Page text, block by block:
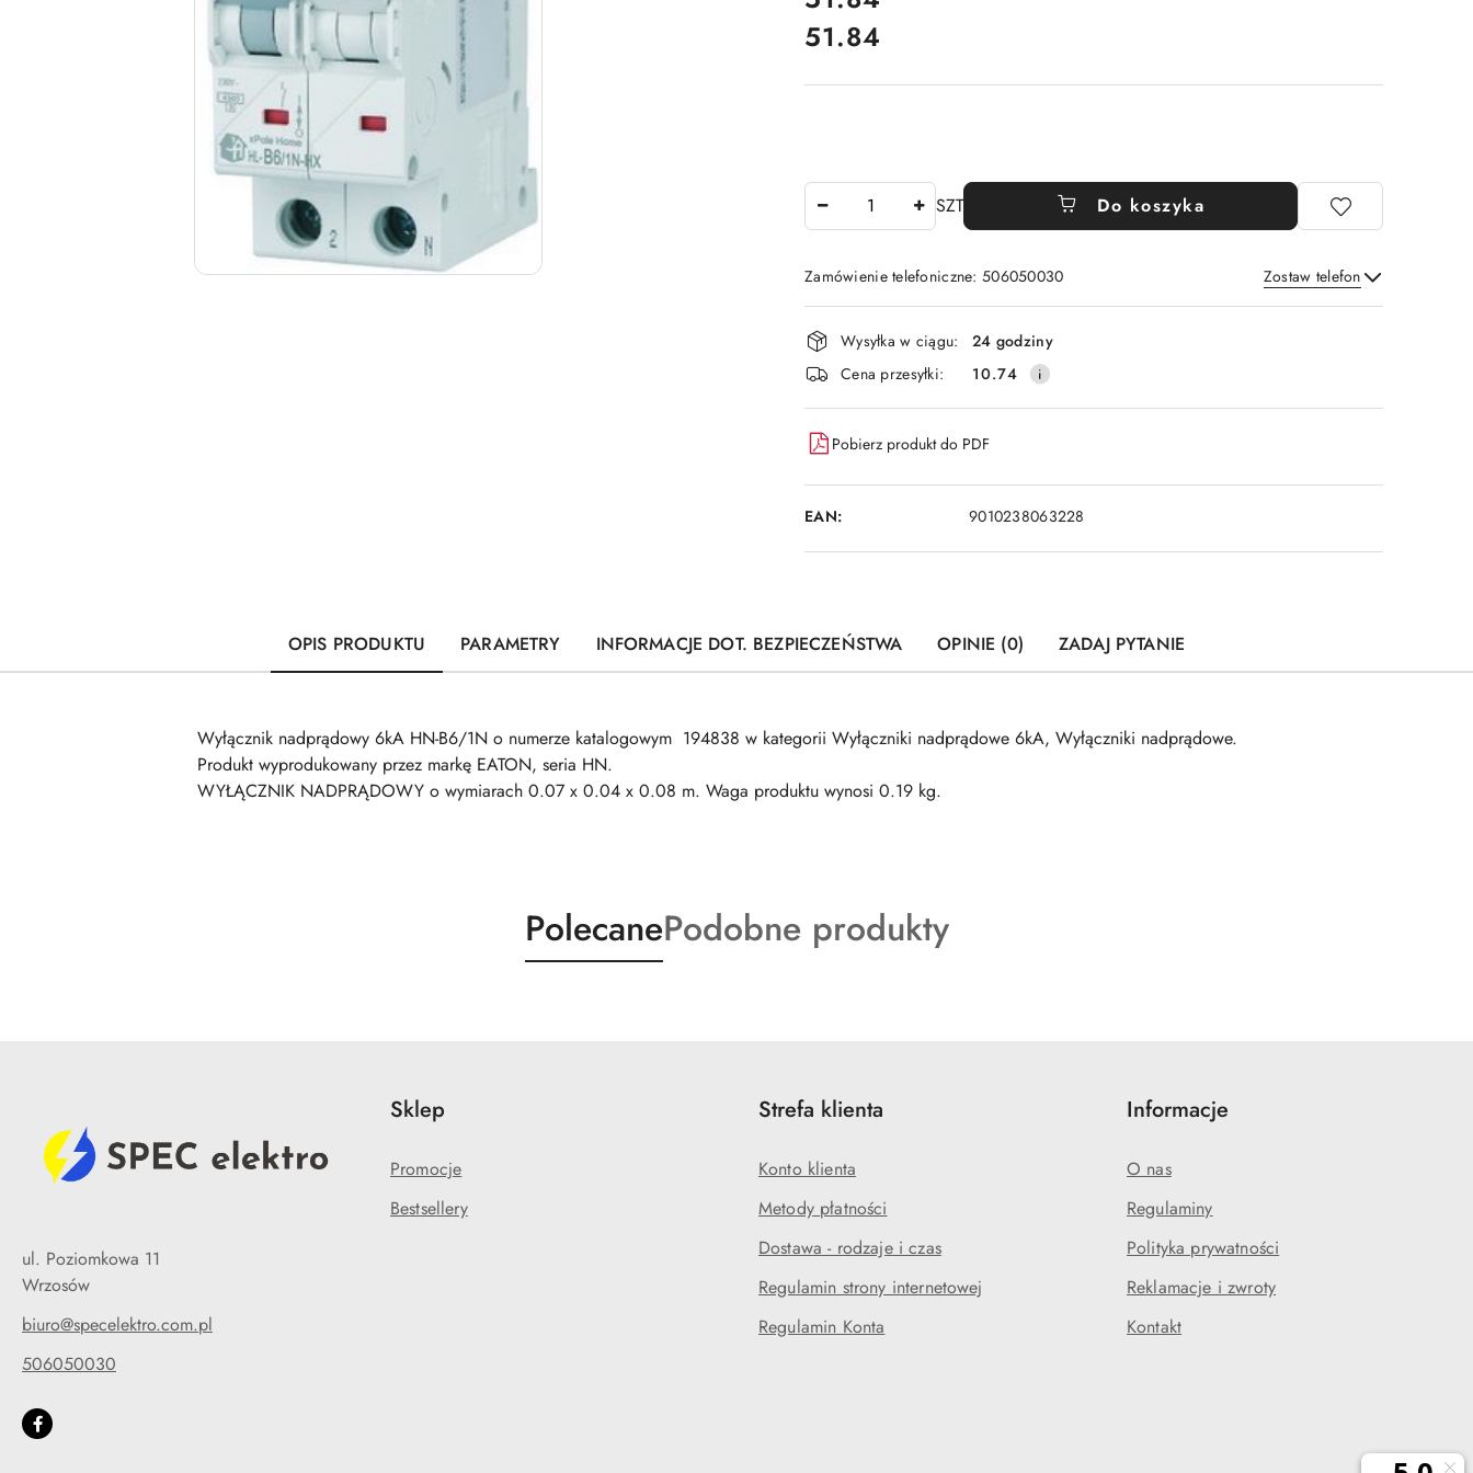
Cena:
51.84
SZT Do koszyka
Zamówienie telefoniczne: 506050030 Zostaw telefon
Wyślij
Dostępność
i
dostawa
Wysyłka w ciągu:
24 godziny
Cena przesyłki:
10.74
Pobierz produkt do PDF
EAN: 9010238063228
OPIS PRODUKTU PARAMETRY INFORMACJE DOT. BEZPIECZEŃSTWA OPINIE (0) ZADAJ PYTANIE
Wyłącznik nadprądowy 6kA HN-B6/1N o numerze katalogowym 194838 w kategorii Wyłączniki nadprądowe 6kA, Wyłączniki nadprądowe.
Produkt wyprodukowany przez markę EATON, seria HN.
WYŁĄCZNIK NADPRĄDOWY o wymiarach 0.07 x 0.04 x 0.08 m. Waga produktu wynosi 0.19 kg.
Produkty
o
PolecaneProdukty
o
Podobne produkty
ul. Poziomkowa 11
Wrzosów
biuro@specelektro.com.pl
506050030
Sklep
Promocje
Bestsellery
Strefa klienta
Konto klienta
Metody płatności
Dostawa - rodzaje i czas
Regulamin strony internetowej
Regulamin Konta
Informacje
O nas
Regulaminy
Polityka prywatności
Reklamacje i zwroty
Kontakt